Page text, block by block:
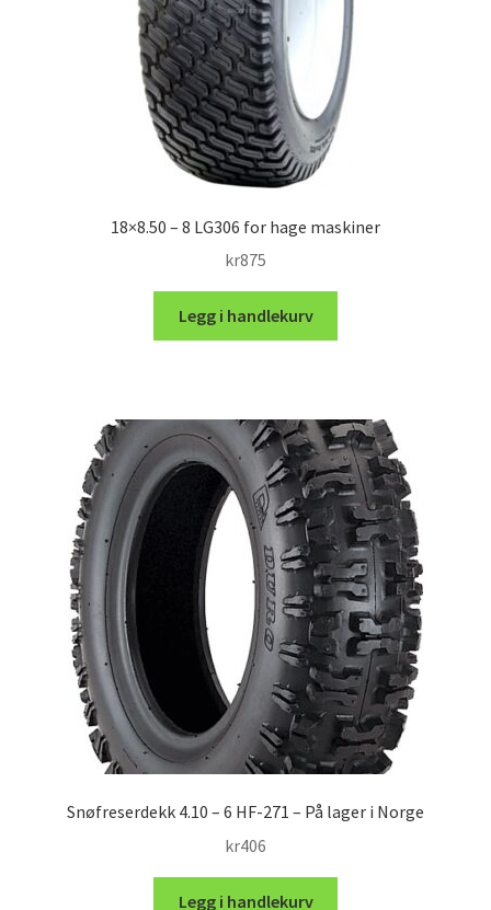
18×8.50 – 8 LG306 for hage maskiner
kr875
Legg i handlekurv
Snøfreserdekk 4.10 – 6 HF-271 – På lager i Norge
kr406
Legg i handlekurv